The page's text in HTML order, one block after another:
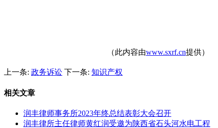
（此内容由www.sxrf.cn提供）
上一条: 政务诉讼 下一条: 知识产权
相关文章
润丰律师事务所2023年终总结表彰大会召开
润丰律所主任律师黄红润受邀为陕西省石头河水电工程